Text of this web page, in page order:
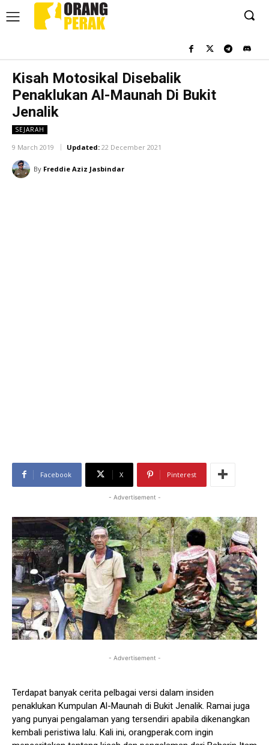
Kisah Motosikal Disebalik
Penaklukan Al-Maunah Di Bukit
Jenalik
SEJARAH
9 March 2019 Updated: 22 December 2021
By Freddie Aziz Jasbindar
Facebook X Pinterest
- Advertisement -
- Advertisement -
Terdapat banyak cerita pelbagai versi dalam insiden
penaklukan Kumpulan Al-Maunah di Bukit Jenalik. Ramai juga
yang punyai pengalaman yang tersendiri apabila dikenangkan
kembali peristiwa lalu. Kali ini, orangperak.com ingin